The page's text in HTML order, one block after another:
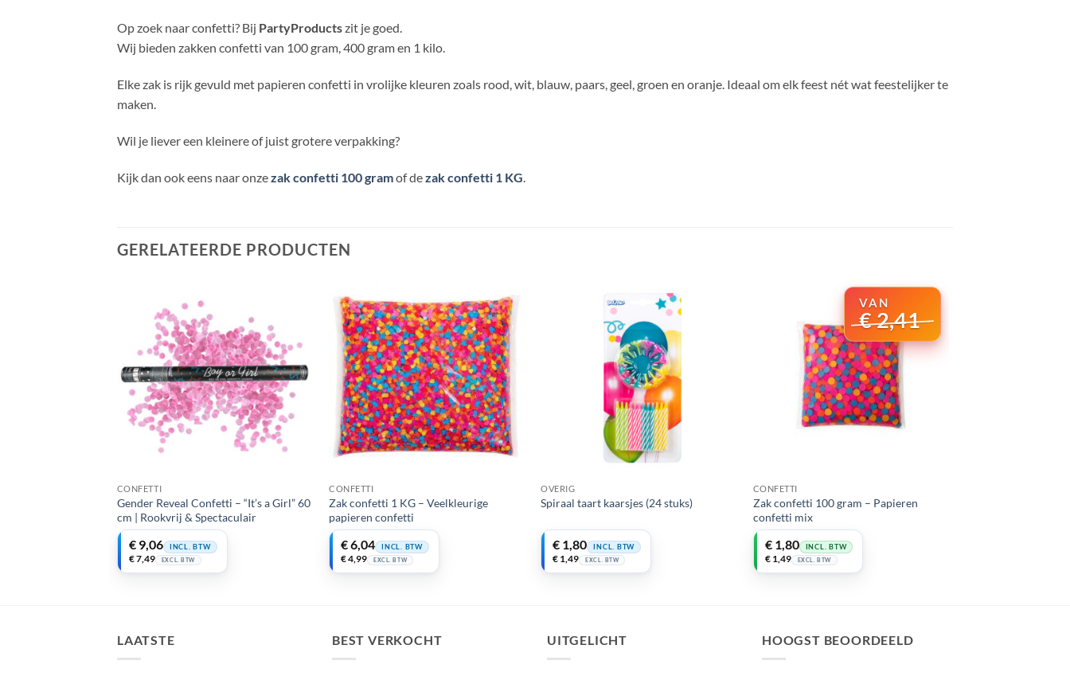
Op zoek naar confetti? Bij PartyProductszit je goed.
Wij bieden zakken confetti van 100 gram, 400 gram en 1 kilo.
Elke zak is rijk gevuld met papieren confetti in vrolijke kleuren zoals rood, wit, blauw, paars, geel, groen en oranje. Ideaal om elk feest nét wat feestelijker te
maken.
Wil je liever een kleinere of juist grotere verpakking?
Kijk dan ook eens naar onzezak confetti 100 gramof dezak confetti 1 KG
GERELATEERDE PRODUCTEN
CONFETTI
Gender Reveal Confetti – “It’s a Girl” 60
cm | Rookvrij & Spectaculair
€9,06 INCL. BTW
€7,49 EXCL. BTW
CONFETTI
Zak confetti 1 KG – Veelkleurige
papieren confetti
€6,04 INCL. BTW
€4,99 EXCL. BTW
OVERIG
Spiraal taart kaarsjes (24 stuks)
€ 1,80 INCL. BTW
€ 1,49 EXCL. BTW
€2,41
CONFETTI
Zak confetti 100 gram – Papieren
confetti mix
Oorspronkelijke
prijs
was:
€1,80
Huidige
prijs
is:
INCL. BTW
€1,49 EXCL. BTW
LAATSTE BEST VERKOCHT UITGELICHT HOOGST BEOORDEELD